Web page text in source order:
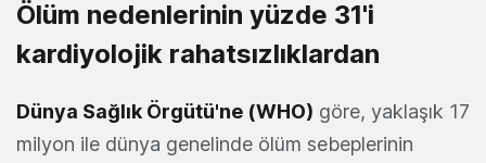
Ölüm nedenlerinin yüzde 31'i
kardiyolojik rahatsızlıklardan
Dünya Sağlık Örgütü'ne (WHO) göre, yaklaşık 17
milyon ile dünya genelinde ölüm sebeplerinin